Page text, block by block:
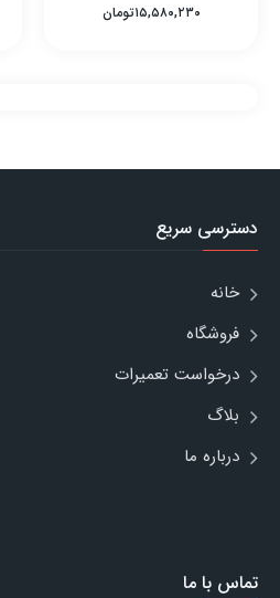
تومان۱۵,۵۸۰,۲۳۰
دسترسی سریع
خانه
فروشگاه
درخواست تعمیرات
بلاگ
درباره ما
تماس با ما